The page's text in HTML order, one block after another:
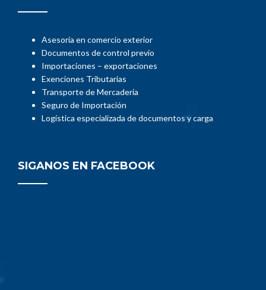
Asesoría en comercio exterior
Documentos de control previo
Importaciones – exportaciones
Exenciones Tributarias
Transporte de Mercadería
Seguro de Importación
Logística especializada de documentos y carga
SIGANOS EN FACEBOOK